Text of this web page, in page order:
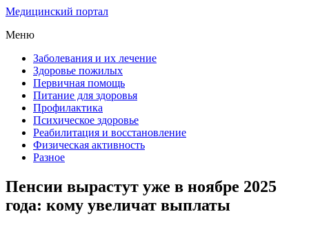
Медицинский портал
Меню
Заболевания и их лечение
Здоровье пожилых
Первичная помощь
Питание для здоровья
Профилактика
Психическое здоровье
Реабилитация и восстановление
Физическая активность
Разное
Пенсии вырастут уже в ноябре 2025
года: кому увеличат выплаты